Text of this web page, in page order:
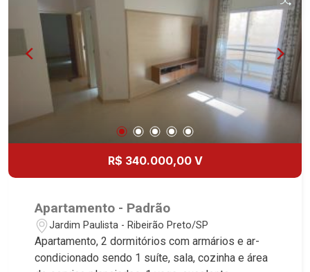
R$ 340.000,00 V
Apartamento - Padrão
Jardim Paulista - Ribeirão Preto/SP
Apartamento, 2 dormitórios com armários e ar-
condicionado sendo 1 suíte, sala, cozinha e área